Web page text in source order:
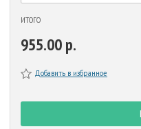
ИТОГО
955.00 р.
Добавить в избранное